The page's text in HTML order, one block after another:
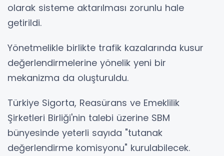
olarak sisteme aktarılması zorunlu hale
getirildi.
Yönetmelikle birlikte trafik kazalarında kusur
değerlendirmelerine yönelik yeni bir
mekanizma da oluşturuldu.
Türkiye Sigorta, Reasürans ve Emeklilik
Şirketleri Birliği'nin talebi üzerine SBM
bünyesinde yeterli sayıda "tutanak
değerlendirme komisyonu" kurulabilecek.